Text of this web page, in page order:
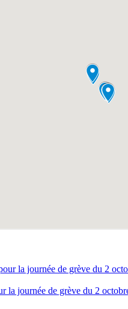
la journée de grève du 2